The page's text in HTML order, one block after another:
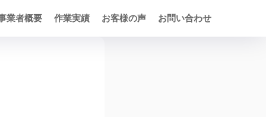
業者概要 作業実績 お客様の声 お問い合わせ